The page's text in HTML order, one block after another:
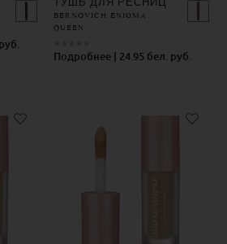
BERNOVICH ENIGMA
QUEEN
Подробнее | 24.95 бел. руб.